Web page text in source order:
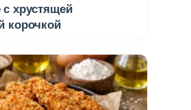
с хрустящей
корочкой